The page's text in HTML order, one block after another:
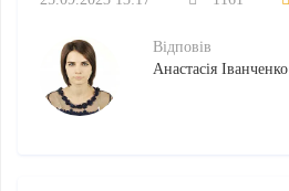
Відповів
Анастасія Іванченко